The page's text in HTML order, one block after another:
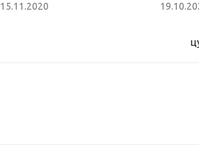
15.11.2020